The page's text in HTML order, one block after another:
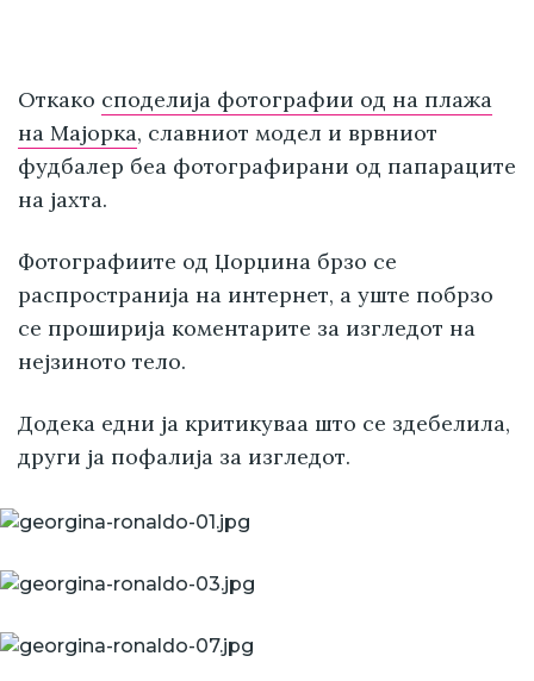
Откако споделија фотографии од на плажа
на Мајорка, славниот модел и врвниот
фудбалер беа фотографирани од папараците
на јахта.
Фотографиите од Џорџина брзо се
распространија на интернет, а уште побрзо
се проширија коментарите за изгледот на
нејзиното тело.
Додека едни ја критикуваа што се здебелила,
други ја пофалија за изгледот.